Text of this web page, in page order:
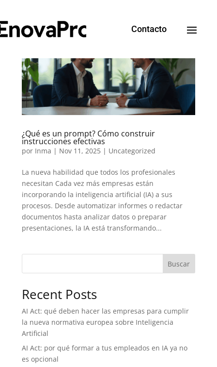
Contacto
¿Qué es un prompt? Cómo construir
instrucciones efectivas
por Inma | Nov 11, 2025| Uncategorized
La nueva habilidad que todos los profesionales
necesitan Cada vez más empresas están
incorporando la inteligencia artificial (IA) a sus
procesos. Desde automatizar informes o redactar
documentos hasta analizar datos o preparar
presentaciones, la IA está transformando...
Buscar
Recent Posts
AI Act: qué deben hacer las empresas para cumplir
la nueva normativa europea sobre Inteligencia
Artificial
AI Act: por qué formar a tus empleados en IA ya no
es opcional